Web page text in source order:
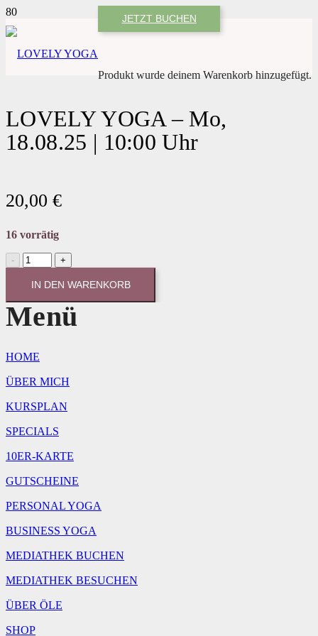
JETZT BUCHEN
Produkt wurde deinem Warenkorb hinzugefügt.
LOVELY YOGA – Mo,
18.08.25 | 10:00 Uhr
20,00 €
16 vorrätig
LOVELY
YOGA
18.08.25
|
Menge
IN DEN WARENKORB
Menü
HOME
ÜBER MICH
KURSPLAN
SPECIALS
10ER-KARTE
GUTSCHEINE
PERSONAL YOGA
BUSINESS YOGA
MEDIATHEK BUCHEN
MEDIATHEK BESUCHEN
ÜBER ÖLE
SHOP